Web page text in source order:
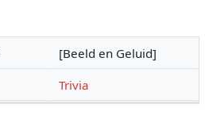
[Beeld en Geluid]
Trivia